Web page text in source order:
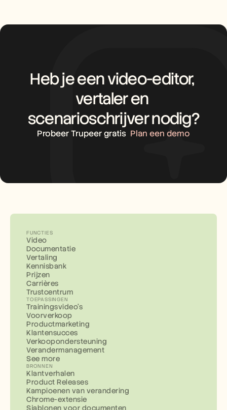
Heb je een video-editor,
vertaler en
scenarioschrijver nodig?
Probeer Trupeer gratis Plan een demo
FUNCTIES
Video
Documentatie
Vertaling
Kennisbank
Prijzen
Carrières
Trustcentrum
TOEPASSINGEN
Trainingsvideo's
Voorverkoop
Productmarketing
Klantensucces
Verkoopondersteuning
Verandermanagement
See more
BRONNEN
Klantverhalen
Product Releases
Kampioenen van verandering
Chrome-extensie
Sjablonen voor documenten